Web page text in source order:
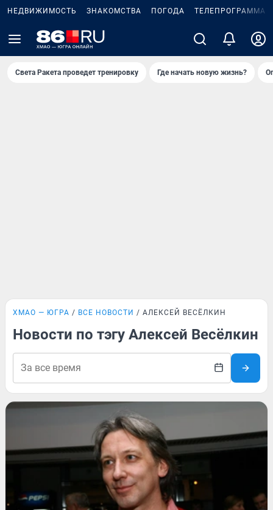
НЕДВИЖИМОСТЬ ЗНАКОМСТВА ПОГОДА ТЕЛЕПРОГРАММА
Света Ракета проведет тренировку Где начать новую жизнь?
ХМАО — ЮГРА ВСЕ НОВОСТИ АЛЕКСЕЙ ВЕСЁЛКИН
Новости по тэгу Алексей Весёлкин